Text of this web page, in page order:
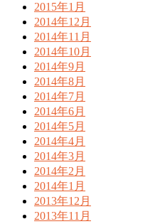
2015年1月
2014年12月
2014年11月
2014年10月
2014年9月
2014年8月
2014年7月
2014年6月
2014年5月
2014年4月
2014年3月
2014年2月
2014年1月
2013年12月
2013年11月